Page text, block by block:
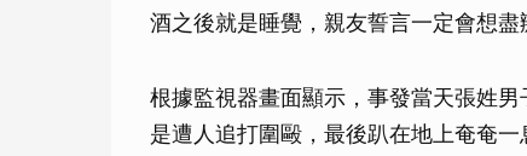
酒之後就是睡覺，親友誓言一定會想盡
根據監視器畫面顯示，事發當天張姓
是遭人追打圍毆，最後趴在地上奄奄